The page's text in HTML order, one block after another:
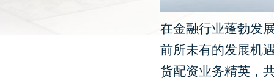
在金融行业蓬勃发
前所未有的发展机
货配资业务精英，